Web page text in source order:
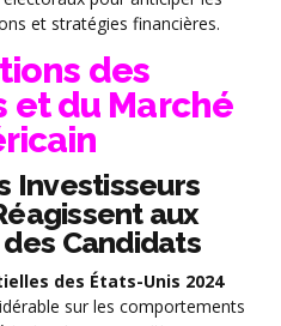
et stratégies financières.
des
et du Marché
Investisseurs
aux
Candidats
des États-Unis 2024
sur les comportements